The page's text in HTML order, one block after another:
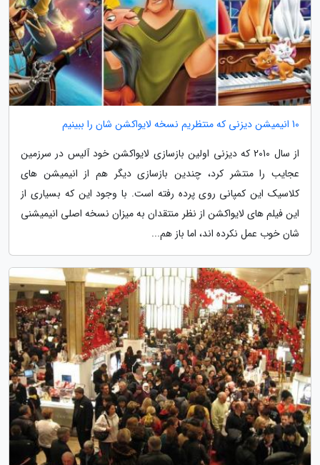
10 انیمیشن دیزنی که منتظریم نسخه لایواکشن شان را ببینیم
از سال 2010 که دیزنی اولین بازسازی لایواکشن خود آلیس در سرزمین
عجایب را منتشر کرد، چندین بازسازی دیگر هم از انیمیشن های
کلاسیک این کمپانی روی پرده رفته است. با وجود این که بسیاری از
این فیلم های لایواکشن از نظر منتقدان به میزان نسخه اصلی انیمیشنی
شان خوب عمل نکرده اند، اما باز هم...